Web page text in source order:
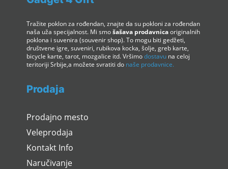
Tražite poklon za rođendan, znajte da su pokloni za rođendan
naša uža specijalnost. Mi smošašava prodavnicaoriginalnih
poklona i suvenira (souvenir shop). To mogu biti gedžeti,
društvene igre, suveniri, rubikova kocka, šolje, greb karte,
bicycle karte, tarot, mozgalice itd. Vršimodostavu na celoj
teritoriji Srbije,a možete svratiti do naše prodavnice.
Prodaja
Prodajno mesto
Veleprodaja
Kontakt Info
Naručivanje